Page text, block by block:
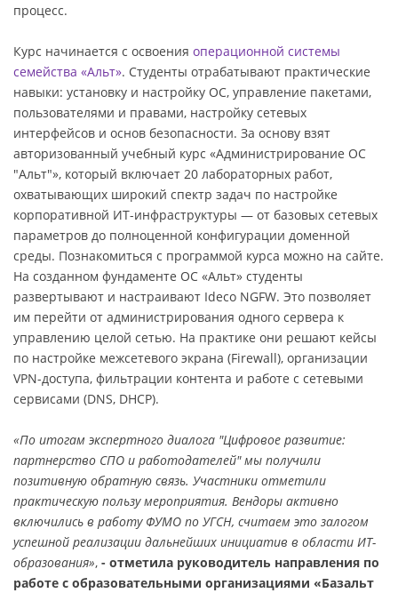
процесс.
Курс начинается с освоения операционной системы
семейства «Альт». Студенты отрабатывают практические
навыки: установку и настройку ОС, управление пакетами,
пользователями и правами, настройку сетевых
интерфейсов и основ безопасности. За основу взят
авторизованный учебный курс «Администрирование ОС
"Альт"», который включает 20 лабораторных работ,
охватывающих широкий спектр задач по настройке
корпоративной ИТ-инфраструктуры — от базовых сетевых
параметров до полноценной конфигурации доменной
среды. Познакомиться с программой курса можно на сайте.
На созданном фундаменте ОС «Альт» студенты
развертывают и настраивают Ideco NGFW. Это позволяет
им перейти от администрирования одного сервера к
управлению целой сетью. На практике они решают кейсы
по настройке межсетевого экрана (Firewall), организации
VPN-доступа, фильтрации контента и работе с сетевыми
сервисами (DNS, DHCP).
«По итогам экспертного диалога "Цифровое развитие:
партнерство СПО и работодателей" мы получили
позитивную обратную связь. Участники отметили
практическую пользу мероприятия. Вендоры активно
включились в работу ФУМО по УГСН, считаем это залогом
успешной реализации дальнейших инициатив в области ИТ-
образования», - отметила руководитель направления по
работе с образовательными организациями «Базальт